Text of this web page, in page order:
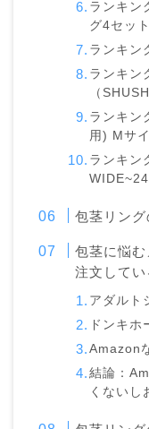
ランキン
グ4セット
ランキン
ランキン
（
ランキン
用) Mサ
ランキン
包茎リング
包茎に悩
注文してい
アダルト
ドンキホ
Amazon
結論：
くないし